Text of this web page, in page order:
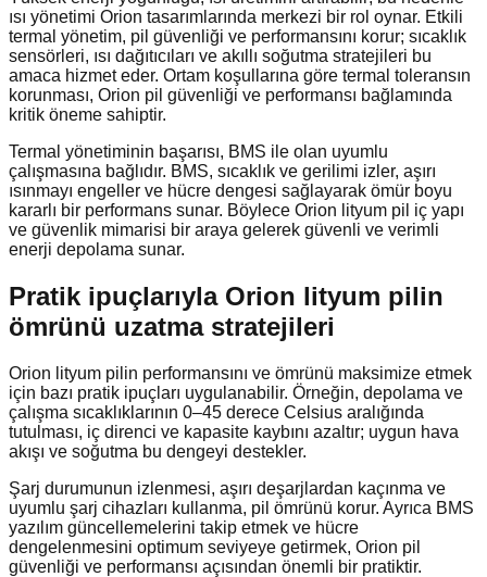
ısı yönetimi Orion tasarımlarında merkezi bir rol oynar. Etkili
termal yönetim, pil güvenliği ve performansını korur; sıcaklık
sensörleri, ısı dağıtıcıları ve akıllı soğutma stratejileri bu
amaca hizmet eder. Ortam koşullarına göre termal toleransın
korunması, Orion pil güvenliği ve performansı bağlamında
kritik öneme sahiptir.
Termal yönetiminin başarısı, BMS ile olan uyumlu
çalışmasına bağlıdır. BMS, sıcaklık ve gerilimi izler, aşırı
ısınmayı engeller ve hücre dengesi sağlayarak ömür boyu
kararlı bir performans sunar. Böylece Orion lityum pil iç yapı
ve güvenlik mimarisi bir araya gelerek güvenli ve verimli
enerji depolama sunar.
Pratik ipuçlarıyla Orion lityum pilin
ömrünü uzatma stratejileri
Orion lityum pilin performansını ve ömrünü maksimize etmek
için bazı pratik ipuçları uygulanabilir. Örneğin, depolama ve
çalışma sıcaklıklarının 0–45 derece Celsius aralığında
tutulması, iç direnci ve kapasite kaybını azaltır; uygun hava
akışı ve soğutma bu dengeyi destekler.
Şarj durumunun izlenmesi, aşırı deşarjlardan kaçınma ve
uyumlu şarj cihazları kullanma, pil ömrünü korur. Ayrıca BMS
yazılım güncellemelerini takip etmek ve hücre
dengelenmesini optimum seviyeye getirmek, Orion pil
güvenliği ve performansı açısından önemli bir pratiktir.